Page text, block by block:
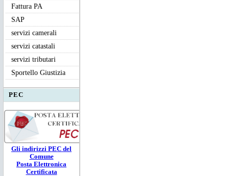
Fattura PA
SAP
servizi camerali
servizi catastali
servizi tributari
Sportello Giustizia
PEC
Gli indirizzi PEC del
Comune
Posta Elettronica
Certificata